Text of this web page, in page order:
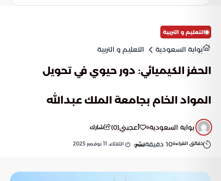
التعليم و التربية
بوابة السعودية التعليم و التربية
الحفز الكيميائي: دور حيوي في تحويل
المواد الخام بجامعة الملك عبدالله
بوابة السعودية أعجبني(
0
) شارك
دقائق القراءة10 دقيقةنشر: الثلاثاء, 11 نوفمبر 2025